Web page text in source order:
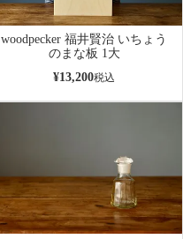
woodpecker 福井賢治 いちょう
のまな板 1大
¥13,200税込